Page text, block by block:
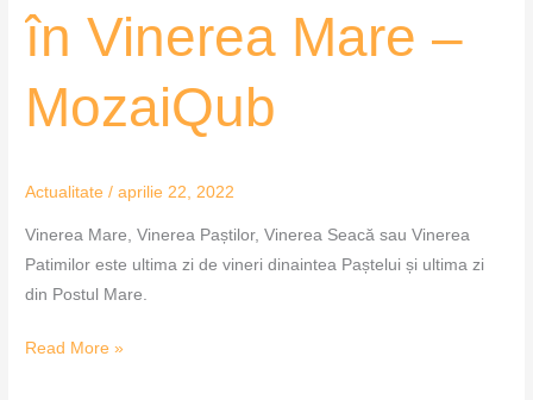
în Vinerea Mare –
MozaiQub
Actualitate /aprilie 22, 2022
Vinerea Mare, Vinerea Paștilor, Vinerea Seacă sau Vinerea
Patimilor este ultima zi de vineri dinaintea Paștelui și ultima zi
din Postul Mare.
Mare
–
Read More »